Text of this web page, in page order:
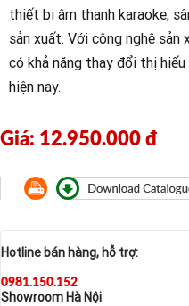
thiết bị âm thanh karaoke,
sản xuất. Với công nghệ sản
có khả năng thay đổi thị
hiện nay.
Giá: 12.950.000 đ
Hotline bán hàng, hỗ trợ:
0981.150.152
Showroom Hà Nội